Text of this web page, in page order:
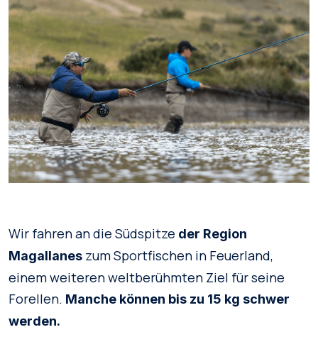
Wir fahren an die Südspitze der Region
Magallanes zum Sportfischen in Feuerland,
einem weiteren weltberühmten Ziel für seine
Forellen. Manche können bis zu 15 kg schwer
werden.